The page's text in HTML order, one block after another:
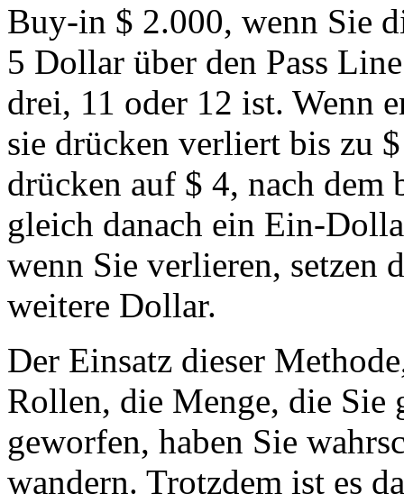
Buy-in $ 2.000, wenn Sie
5 Dollar über den Pass
drei, 11 oder 12 ist. Wenn
sie drücken verliert bis zu
drücken auf $ 4, nach
gleich danach ein Ein-
wenn Sie verlieren, setzen
weitere Dollar.
Der Einsatz dieser
Rollen, die Menge, die
geworfen, haben Sie
wandern. Trotzdem ist es